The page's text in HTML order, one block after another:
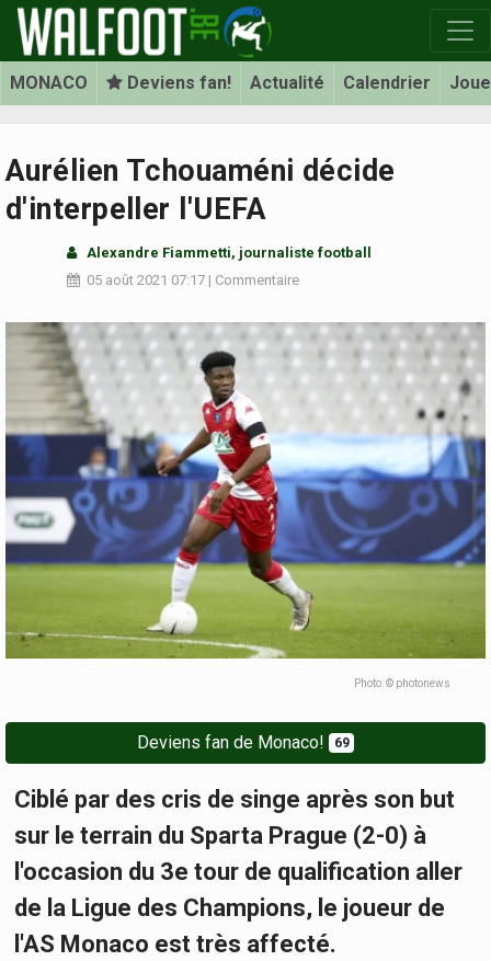
MONACO Deviens fan! Actualité Calendrier
Aurélien Tchouaméni décide
d'interpeller l'UEFA
Alexandre Fiammetti, journaliste football
05 août 2021 07:17 | Commentaire
Photo: © photonews
Deviens fan de Monaco! 69
Ciblé par des cris de singe après son but
sur le terrain du Sparta Prague (2-0) à
l'occasion du 3e tour de qualification aller
de la Ligue des Champions, le joueur de
l'AS Monaco est très affecté.